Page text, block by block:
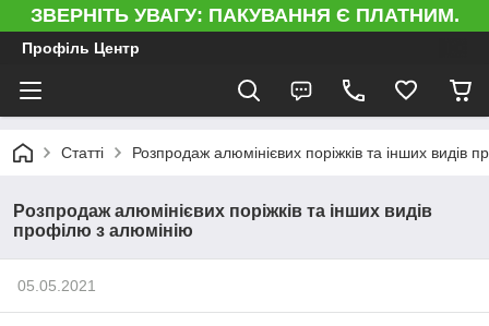
ЗВЕРНІТЬ УВАГУ: ПАКУВАННЯ Є ПЛАТНИМ.
Профіль Центр
Статті Розпродаж алюмінієвих поріжків та інших видів
Розпродаж алюмінієвих поріжків та інших видів
профілю з алюмінію
05.05.2021